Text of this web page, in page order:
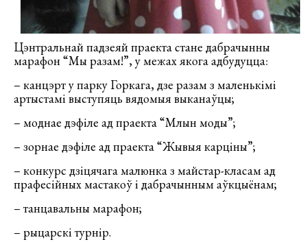
Цэнтральнай падзеяй праекта стане дабрачынны
марафон “Мы разам!”, у межах якога адбудуцца:
– канцэрт у парку Горкага, дзе разам з маленькімі
артыстамі выступяць вядомыя выканаўцы;
– моднае дэфіле ад праекта “Млын моды”;
– зорнае дэфіле ад праекта “Жывыя карціны”;
– конкурс дзіцячага малюнка з майстар-класам ад
прафесійных мастакоў і дабрачынным аўкцыёнам;
– танцавальны марафон;
– рыцарскі турнір.